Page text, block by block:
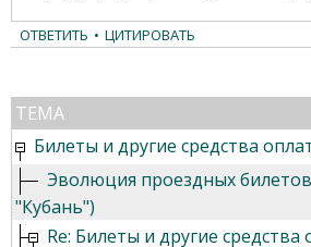
ОТВЕТИТЬ • ЦИТИРОВАТЬ
ТЕМА
Билеты и другие средства
Эволюция проездных
"Кубань")
Re: Билеты и другие